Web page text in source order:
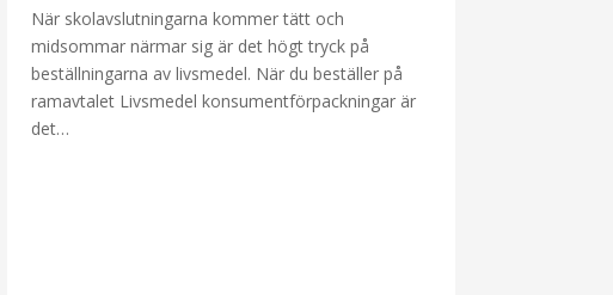
När skolavslutningarna kommer tätt och
midsommar närmar sig är det högt tryck på
beställningarna av livsmedel. När du beställer på
ramavtalet Livsmedel konsumentförpackningar är
det…